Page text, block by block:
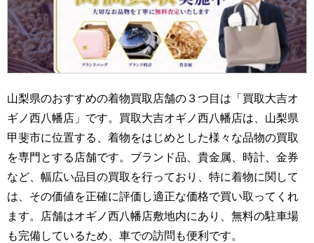
山梨県のおすすめの着物買取店舗の３つ目は「買取大吉オ
ギノ西八幡店」です。買取大吉オギノ西八幡店は、山梨県
甲斐市に位置する、着物をはじめとした様々な品物の買取
を専門とする店舗です。ブランド品、貴金属、時計、金券
など、幅広い品目の買取を行っており、特に着物に関して
は、その価値を正確に評価し適正な価格で買い取ってくれ
ます。店舗はオギノ西八幡店敷地内にあり、無料の駐車場
も完備しているため、車での訪問も便利です。